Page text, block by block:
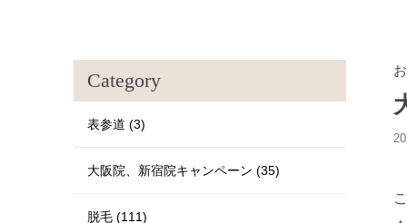
Category
表参道 (3)
大阪院、新宿院キャンペーン (35)
脱毛 (111)